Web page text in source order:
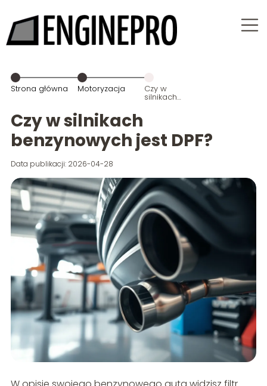
Strona główna Motoryzacja Czy w
silnikach
Czy w silnikach
benzynowych jest DPF?
Data publikacji: 2026-04-28